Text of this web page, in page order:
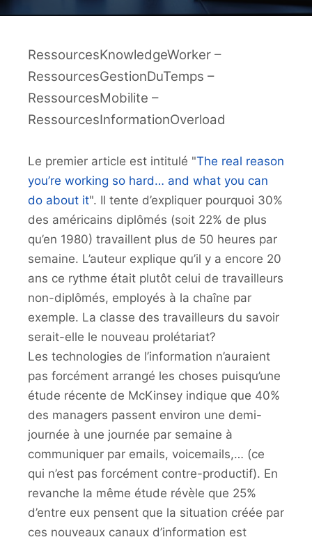
RessourcesKnowledgeWorker –
RessourcesGestionDuTemps –
RessourcesMobilite –
RessourcesInformationOverload
Le premier article est intitulé "The real reason
you’re working so hard… and what you can
do about it". Il tente d’expliquer pourquoi 30%
des américains diplômés (soit 22% de plus
qu’en 1980) travaillent plus de 50 heures par
semaine. L’auteur explique qu’il y a encore 20
ans ce rythme était plutôt celui de travailleurs
non-diplômés, employés à la chaîne par
exemple. La classe des travailleurs du savoir
serait-elle le nouveau prolétariat?
Les technologies de l’information n’auraient
pas forcément arrangé les choses puisqu’une
étude récente de McKinsey indique que 40%
des managers passent environ une demi-
journée à une journée par semaine à
communiquer par emails, voicemails,… (ce
qui n’est pas forcément contre-productif). En
revanche la même étude révèle que 25%
d’entre eux pensent que la situation créée par
ces nouveaux canaux d’information est